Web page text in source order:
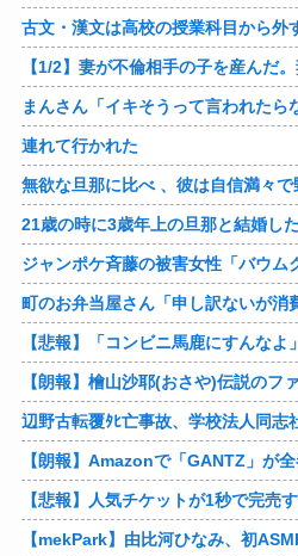
古文・漢文は高校の授業科目から外
連れて行かれた
【朗報】Amazonで「GANTZ」が
【mekPark】由比河ひなみ、初